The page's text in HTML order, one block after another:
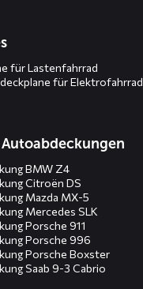
für Lastenfahrrad
für Elektrofahrrad
BMW Z4
Citroën DS
Mazda MX-5
Mercedes SLK
Porsche 911
Porsche 996
Porsche Boxster
Saab 9-3 Cabrio